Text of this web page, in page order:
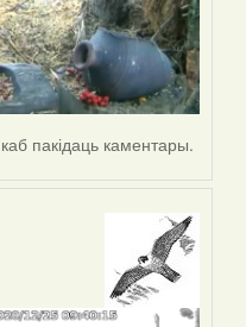
каб пакідаць каментары.